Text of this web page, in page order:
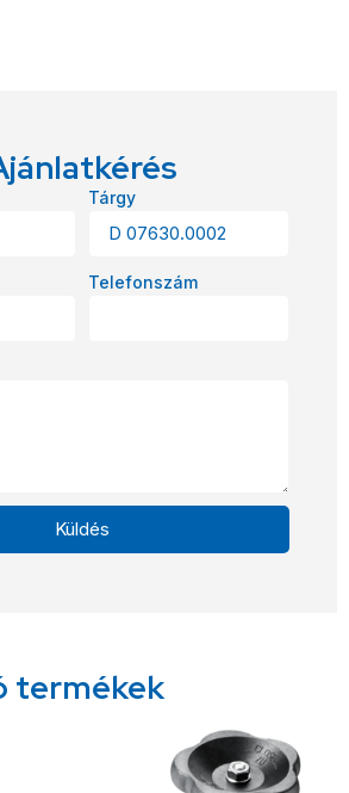
Tárgy
Telefonszám
Küldés
termékek